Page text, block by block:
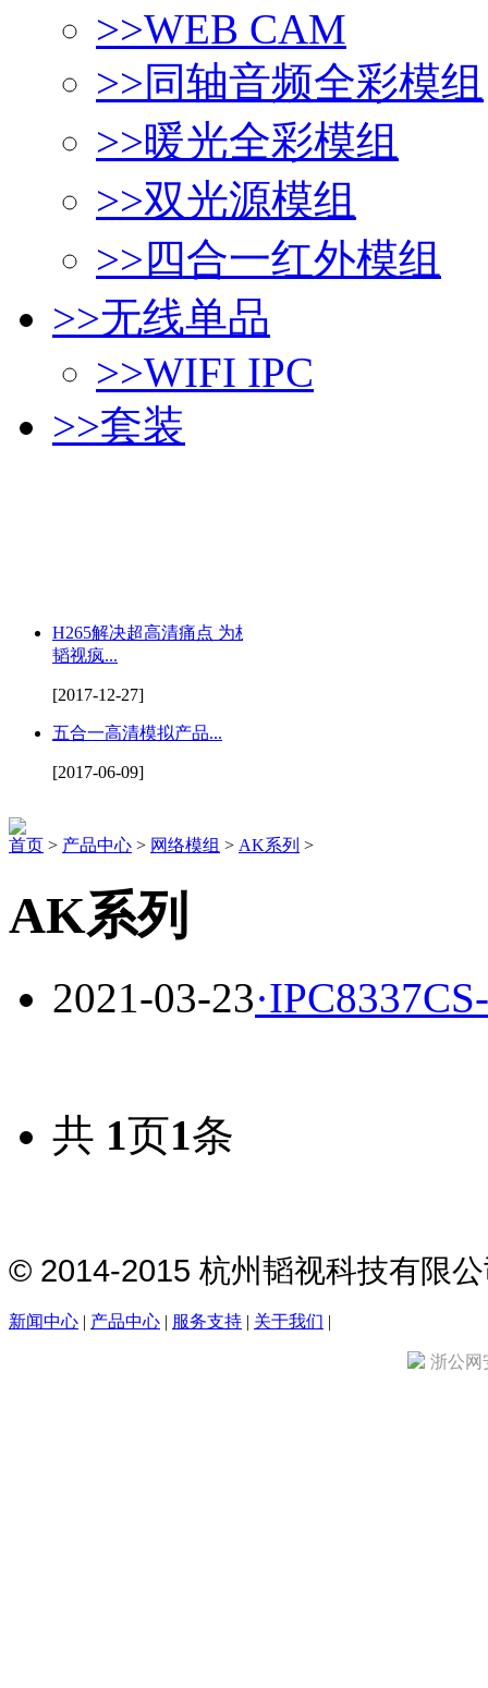
>>WEB CAM
>>同轴音频全彩模组
>>暖光全彩模组
>>双光源模组
>>四合一红外模组
>>无线单品
>>WIFI IPC
>>套装
H265解决超高清痛点 为杭州
韬视疯...
[2017-12-27]
五合一高清模拟产品...
[2017-06-09]
首页 > 产品中心 > 网络模组 > AK系列 >
AK系列
2021-03-23·
共 1页1条
© 2014-2015 杭州韬视科技有限
新闻中心 | 产品中心 | 服务支持 | 关于我们 |
浙公网